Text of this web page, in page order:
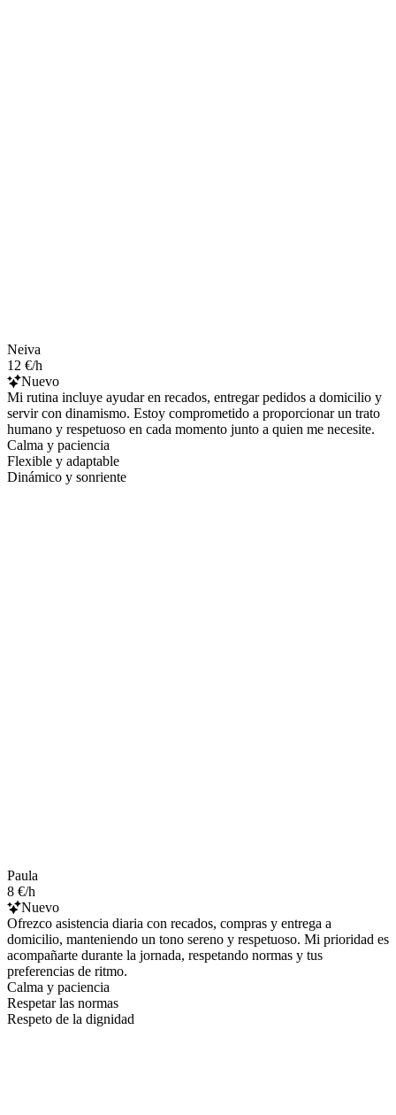
Neiva
12 €/h
Nuevo
Mi rutina incluye ayudar en recados, entregar pedidos a domicilio y
servir con dinamismo. Estoy comprometido a proporcionar un trato
humano y respetuoso en cada momento junto a quien me necesite.
Calma y paciencia
Flexible y adaptable
Dinámico y sonriente
Paula
8 €/h
Nuevo
Ofrezco asistencia diaria con recados, compras y entrega a
domicilio, manteniendo un tono sereno y respetuoso. Mi prioridad es
acompañarte durante la jornada, respetando normas y tus
preferencias de ritmo.
Calma y paciencia
Respetar las normas
Respeto de la dignidad